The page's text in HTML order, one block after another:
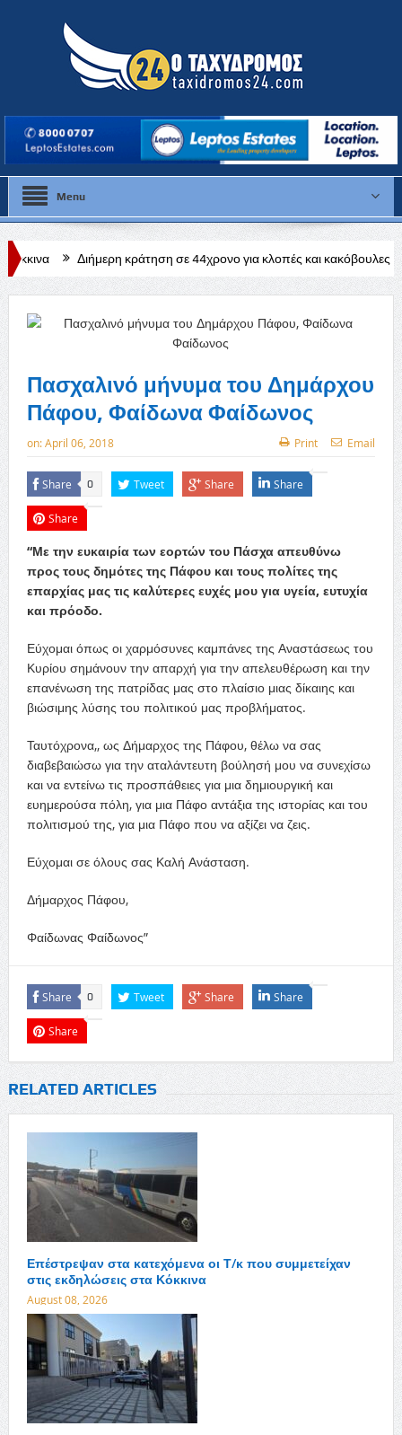
Menu
κράτηση σε 44χρονο για κλοπές και κακόβουλες ζημιές σε χωριά
Πασχαλινό μήνυμα του Δημάρχου
Πάφου, Φαίδωνα Φαίδωνος
on:April 06, 2018 Print Email
Share 0 Tweet Share Share
Share
“Με την ευκαιρία των εορτών του Πάσχα απευθύνω
προς τους δημότες της Πάφου και τους πολίτες της
επαρχίας μας τις καλύτερες ευχές μου για υγεία, ευτυχία
και πρόοδο.
Εύχομαι όπως οι χαρμόσυνες καμπάνες της Αναστάσεως του
Κυρίου σημάνουν την απαρχή για την απελευθέρωση και την
επανένωση της πατρίδας μας στο πλαίσιο μιας δίκαιης και
βιώσιμης λύσης του πολιτικού μας προβλήματος.
Ταυτόχρονα,, ως Δήμαρχος της Πάφου, θέλω να σας
διαβεβαιώσω για την αταλάντευτη βούλησή μου να συνεχίσω
και να εντείνω τις προσπάθειες για μια δημιουργική και
ευημερούσα πόλη, για μια Πάφο αντάξια της ιστορίας και του
πολιτισμού της, για μια Πάφο που να αξίζει να ζεις.
Εύχομαι σε όλους σας Καλή Ανάσταση.
Δήμαρχος Πάφου,
Φαίδωνας Φαίδωνος”
Share 0 Tweet Share Share
Share
RELATED ARTICLES
Επέστρεψαν στα κατεχόμενα οι Τ/κ που συμμετείχαν
στις εκδηλώσεις στα Κόκκινα
August 08, 2026